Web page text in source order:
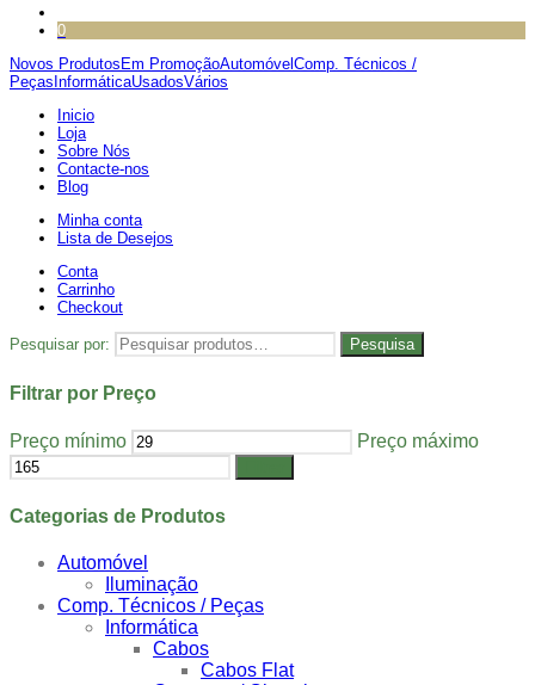
0
Novos Produtos Em PromoçãoAutomóvel Comp. Técnicos /
Peças InformáticaUsadosVários
Inicio
Loja
Sobre Nós
Contacte-nos
Blog
Minha conta
Lista de Desejos
Conta
Carrinho
Checkout
Pesquisar por: Pesquisa
Filtrar por Preço
Preço mínimo Preço máximo
Categorias de Produtos
Automóvel
Iluminação
Comp. Técnicos / Peças
Informática
Cabos
Cabos Flat